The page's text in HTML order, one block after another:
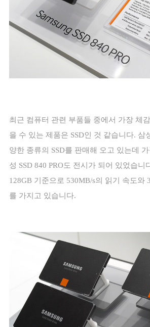
최근 컴퓨터 관련 부품들 중에서 가장 체
을 수 있는 제품은 SSD인 것 같습니다. 삼
양한 종류의 SSD를 판매해 오고 있는데
성 SSD 840 PRO도 전시가 되어 있었습니
128GB 기준으로 530MB/s의 읽기 속도와
를 가지고 있습니다.